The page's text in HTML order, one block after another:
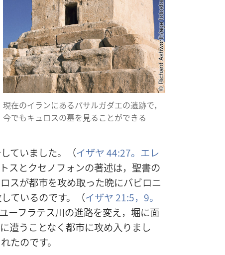
現在のイランにあるパサルガダエの遺跡で，
今でもキュロスの墓を見ることができる
ていました。（イザヤ 44:27。 エレ
スとクセノフォンの著述は，聖書の
スが都市を攻め取った晩にバビロニ
ているのです。（イザヤ 21:5， 9。
ーフラテス川の進路を変え，堀に面
遭うことなく都市に攻め入りまし
たのです。